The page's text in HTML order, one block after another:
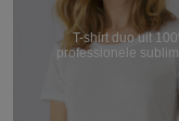
T-shirt duo uit
professionele